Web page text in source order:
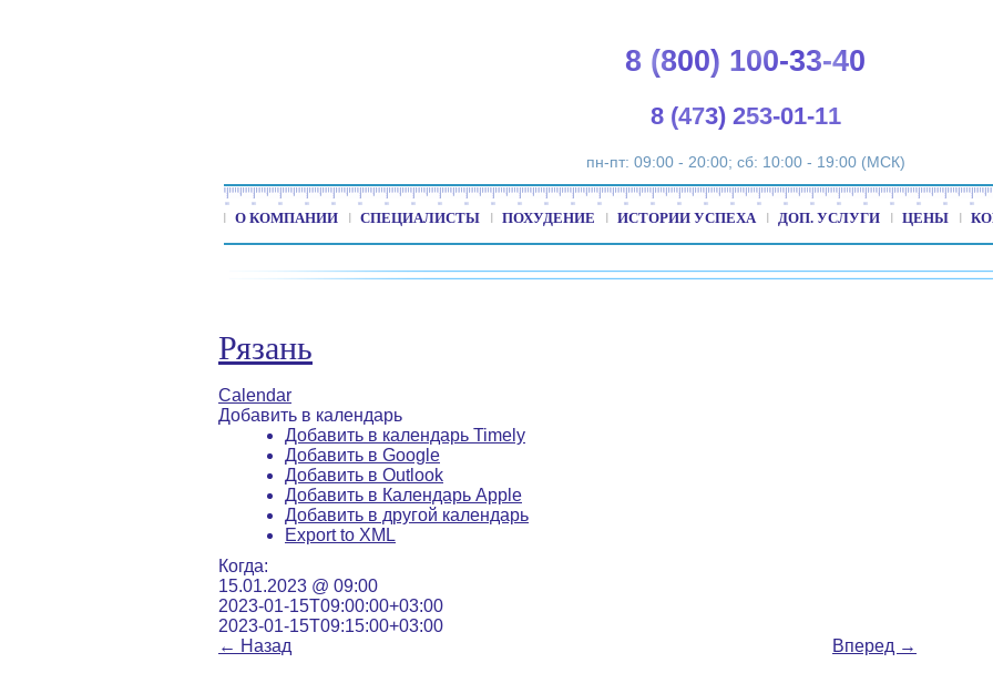
8 (800) 100-33-40
8 (473) 253-01-11
пн-пт: 09:00 - 20:00; сб: 10:00 - 19:00 (МСК)
О КОМПАНИИ СПЕЦИАЛИСТЫ ПОХУДЕНИЕ ИСТОРИИ УСПЕХА ДОП. УСЛУГИ ЦЕНЫ
Рязань
Calendar
Добавить в календарь
Добавить в календарь Timely
Добавить в Google
Добавить в Outlook
Добавить в Календарь Apple
Добавить в другой календарь
Export to XML
Когда:
15.01.2023 @ 09:00
2023-01-15T09:00:00+03:00
2023-01-15T09:15:00+03:00
← Назад Вперед →